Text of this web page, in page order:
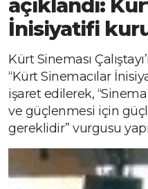
açıklandı:
İnisiyatifi
Kürt Sineması
“Kürt Sinemacılar
işaret edilerek,
ve güçlenmesi için
gereklidir” vurgusu